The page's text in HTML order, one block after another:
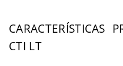
CARACTERÍSTICAS
CTI LT